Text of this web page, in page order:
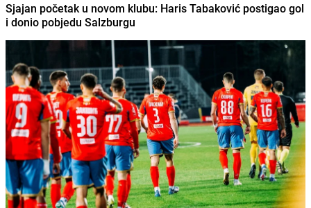
Sjajan početak u novom klubu: Haris Tabaković postigao gol
i donio pobjedu Salzburgu